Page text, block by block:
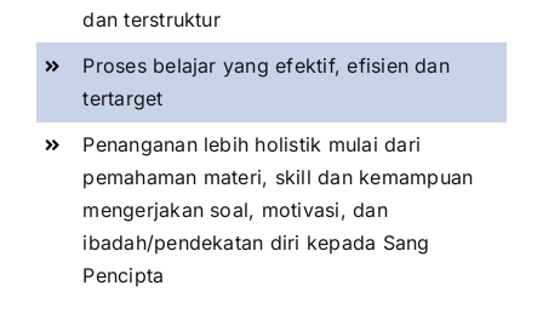
dan terstruktur
Proses belajar yang efektif, efisien dan
tertarget
Penanganan lebih holistik mulai dari
pemahaman materi, skill dan kemampuan
mengerjakan soal, motivasi, dan
ibadah/pendekatan diri kepada Sang
Pencipta